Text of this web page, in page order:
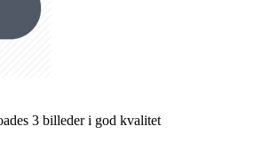
3 billeder i god kvalitet